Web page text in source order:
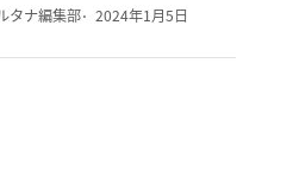
タナ編集部 2024年1月5日